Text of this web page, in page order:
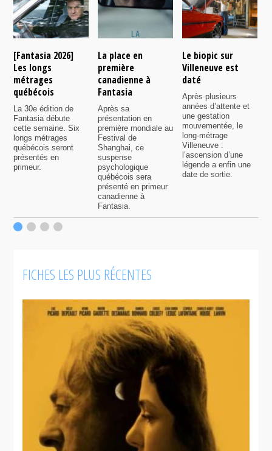
[Fantasia 2026]
Les longs
métrages
québécois
La 30e édition de
Fantasia débute
cette semaine. Six
longs métrages
québécois seront
présentés en
primeur.
La place en
première
canadienne à
Fantasia
Après sa
présentation en
première mondiale au
Festival de
Shanghai, ce
suspense
psychologique
québécois sera
présenté en primeur
canadienne à
Fantasia.
Le biopic sur
Villeneuve est
daté
Après plusieurs
années d’attente et
une gestation
mouvementée, le
long-métrage
Villeneuve :
l’ascension d’une
légende a enfin une
date de sortie.
FICHES LES PLUS RÉCENTES